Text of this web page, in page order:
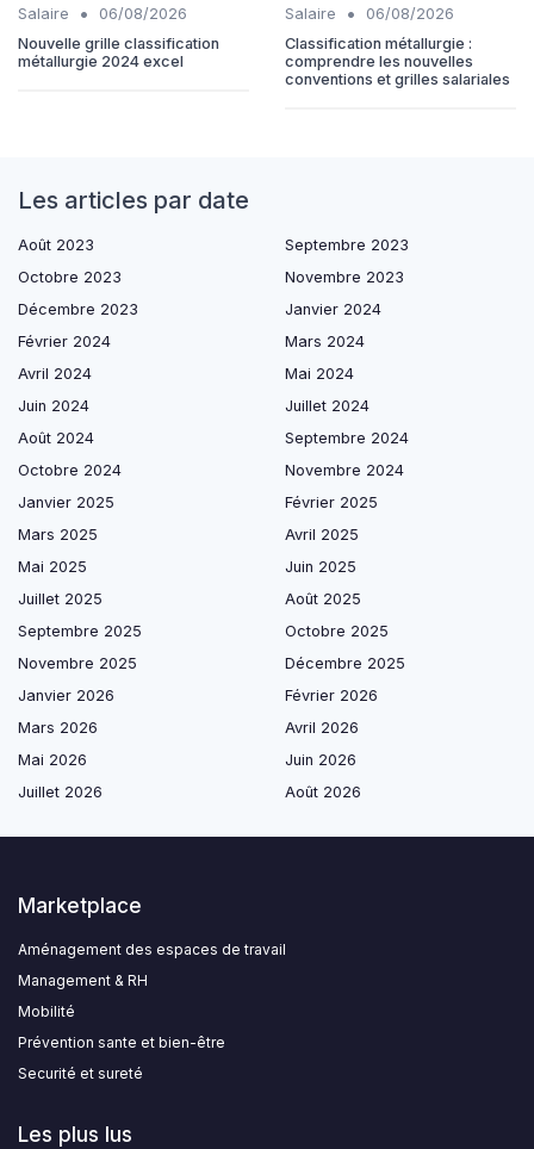
Salaire •
06/08/2026
Nouvelle grille classification
métallurgie 2024 excel
Salaire •
06/08/2026
Classification métallurgie :
comprendre les nouvelles
conventions et grilles salariales
Les articles par date
Août 2023
Septembre 2023
Octobre 2023
Novembre 2023
Décembre 2023
Janvier 2024
Février 2024
Mars 2024
Avril 2024
Mai 2024
Juin 2024
Juillet 2024
Août 2024
Septembre 2024
Octobre 2024
Novembre 2024
Janvier 2025
Février 2025
Mars 2025
Avril 2025
Mai 2025
Juin 2025
Juillet 2025
Août 2025
Septembre 2025
Octobre 2025
Novembre 2025
Décembre 2025
Janvier 2026
Février 2026
Mars 2026
Avril 2026
Mai 2026
Juin 2026
Juillet 2026
Août 2026
Marketplace
Aménagement des espaces de travail
Management & RH
Mobilité
Prévention sante et bien-être
Securité et sureté
Les plus lus